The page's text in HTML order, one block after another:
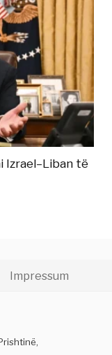
Izrael–Liban të
Impressum